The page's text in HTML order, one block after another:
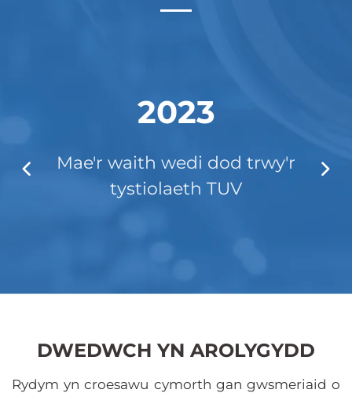
2023
Mae'r waith wedi dod trwy'r
tystiolaeth TUV
DWEDWCH YN AROLYGYDD
Rydym yn croesawu cymorth gan gwsmeriaid o